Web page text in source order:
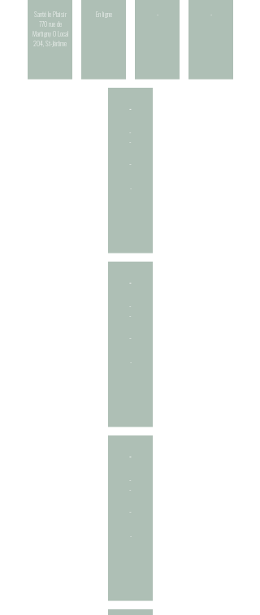
Santé le Plaisir
770 rue de
Martigny O Local
204, St-Jérôme
En ligne - -
-
-
-
-
-
-
-
-
-
-
-
-
-
-
-